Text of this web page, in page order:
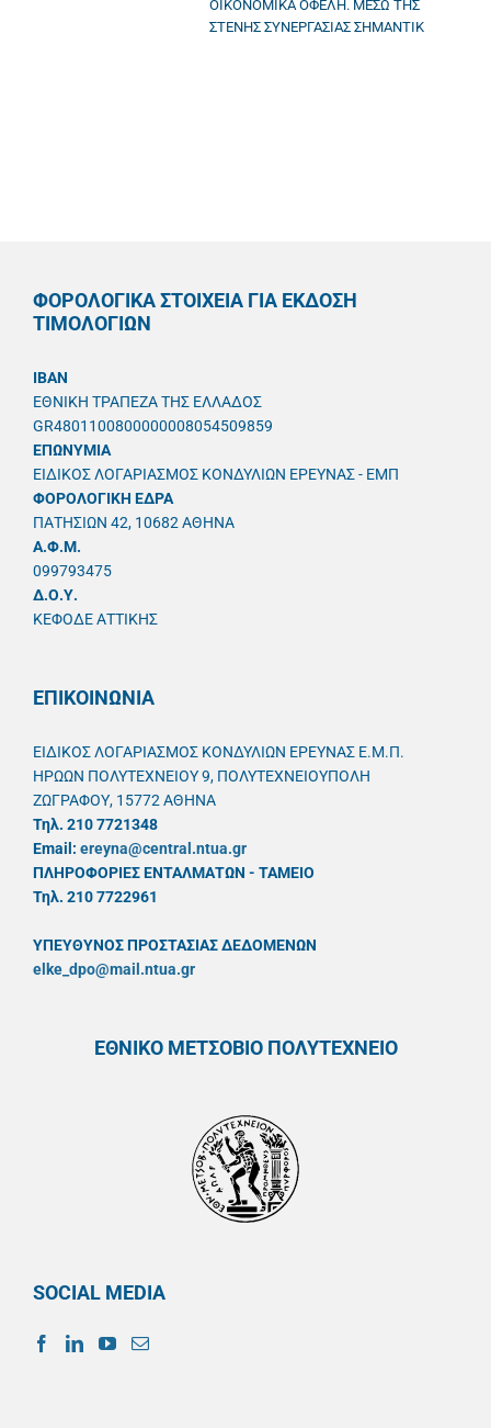
ΟΙΚΟΝΟΜΙΚΑ ΟΦΕΛΗ. ΜΕΣΩ ΤΗΣ
ΣΤΕΝΗΣ ΣΥΝΕΡΓΑΣΙΑΣ ΣΗΜΑΝΤΙΚ
ΦΟΡΟΛΟΓΙΚΑ ΣΤΟΙΧΕΙΑ ΓΙΑ ΕΚΔΟΣΗ
ΤΙΜΟΛΟΓΙΩΝ
IBAN
ΕΘΝΙΚΗ ΤΡΑΠΕΖΑ ΤΗΣ ΕΛΛΑΔΟΣ
GR4801100800000008054509859
ΕΠΩΝΥΜΙΑ
ΕΙΔΙΚΟΣ ΛΟΓΑΡΙΑΣΜΟΣ ΚΟΝΔΥΛΙΩΝ ΕΡΕΥΝΑΣ - ΕΜΠ
ΦΟΡΟΛΟΓΙΚΗ ΕΔΡΑ
ΠΑΤΗΣΙΩΝ 42, 10682 ΑΘΗΝΑ
A.Φ.Μ.
099793475
Δ.Ο.Υ.
ΚΕΦΟΔΕ ΑΤΤΙΚΗΣ
ΕΠΙΚΟΙΝΩΝΙΑ
ΕΙΔΙΚΟΣ ΛΟΓΑΡΙΑΣΜΟΣ ΚΟΝΔΥΛΙΩΝ ΕΡΕΥΝΑΣ Ε.Μ.Π.
ΗΡΩΩΝ ΠΟΛΥΤΕΧΝΕΙΟΥ 9, ΠΟΛΥΤΕΧΝΕΙΟΥΠΟΛΗ
ΖΩΓΡΑΦΟΥ, 15772 ΑΘΗΝΑ
Τηλ. 210 7721348
Email: ereyna@central.ntua.gr
ΠΛΗΡΟΦΟΡΙΕΣ ΕΝΤΑΛΜΑΤΩΝ - ΤΑΜΕΙΟ
Τηλ. 210 7722961
ΥΠΕΥΘYΝΟΣ ΠΡΟΣΤΑΣΙΑΣ ΔΕΔΟΜΕΝΩΝ
elke_dpo@mail.ntua.gr
ΕΘΝΙΚΟ ΜΕΤΣΟΒΙΟ ΠΟΛΥΤΕΧΝΕΙΟ
SOCIAL MEDIA